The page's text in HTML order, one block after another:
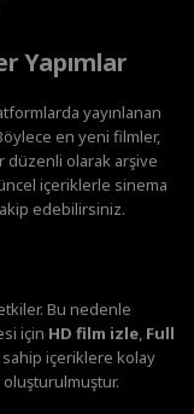
Yapımlar
yayınlanan
en yeni filmler,
düzenli olarak arşive
içeriklerle sinema
edebilirsiniz.
Bu nedenle
için HD film izle, Full
içeriklere kolay